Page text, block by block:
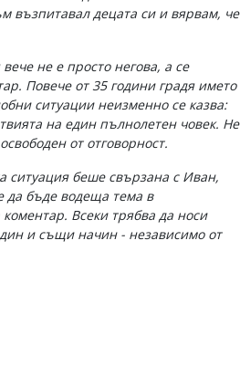
възпитавал децата си и вярвам, че
не е просто негова, а се
Повече от 35 години градя името
ситуации неизменно се казва:
на един пълнолетен човек. Не
от отговорност.
ситуация беше свързана с Иван,
да бъде водеща тема в
Всеки трябва да носи
и същи начин - независимо от